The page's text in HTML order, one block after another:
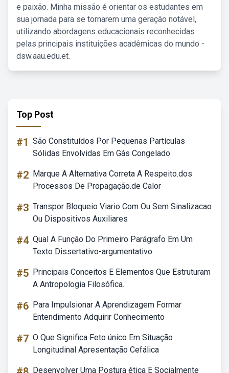
e paixão. Minha missão é orientar os estudantes em
sua jornada para se tornarem uma geração notável,
utilizando abordagens educacionais reconhecidas
pelas principais instituições acadêmicas do mundo -
dsw.aau.edu.et.
Top Post
#1 São Constituídos Por Pequenas Partículas
Sólidas Envolvidas Em Gás Congelado
#2 Marque A Alternativa Correta A Respeito.dos
Processos De Propagação.de Calor
#3 Transpor Bloqueio Viario Com Ou Sem Sinalizacao
Ou Dispositivos Auxiliares
#4 Qual A Função Do Primeiro Parágrafo Em Um
Texto Dissertativo-argumentativo
#5 Principais Conceitos E Elementos Que Estruturam
A Antropologia Filosófica.
#6 Para Impulsionar A Aprendizagem Formar
Entendimento Adquirir Conhecimento
#7 O Que Significa Feto único Em Situação
Longitudinal Apresentação Cefálica
Desenvolver Uma Postura ética E Socialmente